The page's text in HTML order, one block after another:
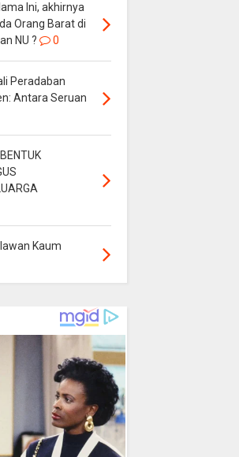
Ini, akhirnya
Orang Barat di
NU ?
0
Peradaban
Antara Seruan
Kaum